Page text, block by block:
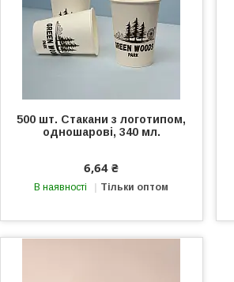
500 шт. Стакани з логотипом,
одношарові, 340 мл.
6,64 ₴
В наявності Тільки оптом